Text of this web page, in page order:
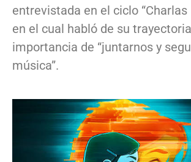
entrevistada en el ciclo “Charlas
en el cual habló de su
importancia de “juntarnos y
música”.